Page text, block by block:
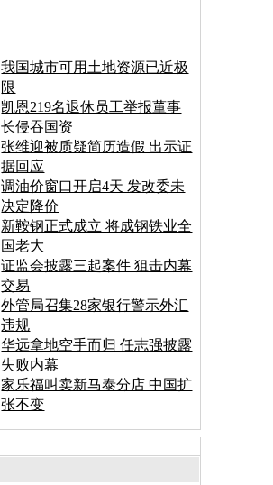
我国城市可用土地资源已近极
限
凯恩219名退休员工举报董事
长侵吞国资
张维迎被质疑简历造假 出示证
据回应
调油价窗口开启4天 发改委未
决定降价
新鞍钢正式成立 将成钢铁业全
国老大
证监会披露三起案件 狙击内幕
交易
外管局召集28家银行警示外汇
违规
华远拿地空手而归 任志强披露
失败内幕
家乐福叫卖新马泰分店 中国扩
张不变